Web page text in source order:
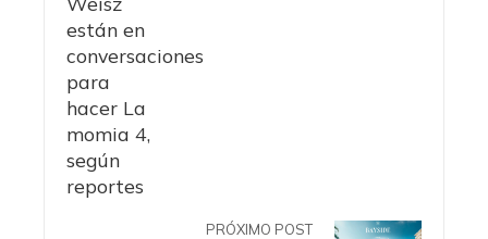
PRÓXIMO POST